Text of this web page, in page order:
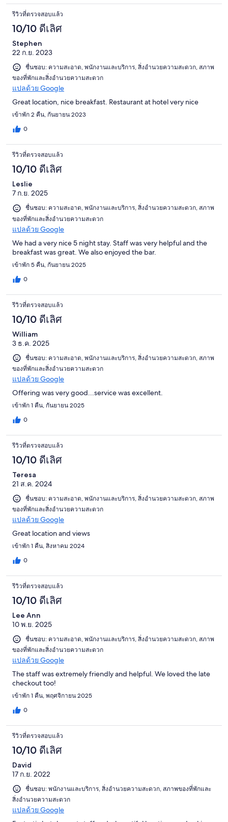
รีวิวที่ตรวจสอบแล้ว
10/10 ดีเลิศ
Stephen
22 ก.ย. 2023
ชื่นชอบ: ความสะอาด, พนักงานและบริการ, สิ่งอำนวยความสะดวก, สภาพ
ของที่พักและสิ่งอำนวยความสะดวก
แปลด้วย Google
Great location, nice breakfast. Restaurant at hotel very nice
เข้าพัก 2 คืน, กันยายน 2023
0
รีวิวที่ตรวจสอบแล้ว
10/10 ดีเลิศ
Leslie
7 ก.ย. 2025
ชื่นชอบ: ความสะอาด, พนักงานและบริการ, สิ่งอำนวยความสะดวก, สภาพ
ของที่พักและสิ่งอำนวยความสะดวก
แปลด้วย Google
We had a very nice 5 night stay. Staff was very helpful and the
breakfast was great. We also enjoyed the bar.
เข้าพัก 5 คืน, กันยายน 2025
0
รีวิวที่ตรวจสอบแล้ว
10/10 ดีเลิศ
William
3 ธ.ค. 2025
ชื่นชอบ: ความสะอาด, พนักงานและบริการ, สิ่งอำนวยความสะดวก, สภาพ
ของที่พักและสิ่งอำนวยความสะดวก
แปลด้วย Google
Offering was very good...service was excellent.
เข้าพัก 1 คืน, กันยายน 2025
0
รีวิวที่ตรวจสอบแล้ว
10/10 ดีเลิศ
Teresa
21 ส.ค. 2024
ชื่นชอบ: ความสะอาด, พนักงานและบริการ, สิ่งอำนวยความสะดวก, สภาพ
ของที่พักและสิ่งอำนวยความสะดวก
แปลด้วย Google
Great location and views
เข้าพัก 1 คืน, สิงหาคม 2024
0
รีวิวที่ตรวจสอบแล้ว
10/10 ดีเลิศ
Lee Ann
10 พ.ย. 2025
ชื่นชอบ: ความสะอาด, พนักงานและบริการ, สิ่งอำนวยความสะดวก, สภาพ
ของที่พักและสิ่งอำนวยความสะดวก
แปลด้วย Google
The staff was extremely friendly and helpful. We loved the late
checkout too!
เข้าพัก 1 คืน, พฤศจิกายน 2025
0
รีวิวที่ตรวจสอบแล้ว
10/10 ดีเลิศ
David
17 ก.ย. 2022
ชื่นชอบ: พนักงานและบริการ, สิ่งอำนวยความสะดวก, สภาพของที่พักและ
สิ่งอำนวยความสะดวก
แปลด้วย Google